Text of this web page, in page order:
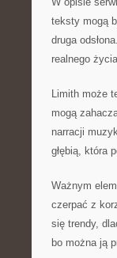
teksty mogą
druga
realnego
Limith może
mogą
narracji
głębią, która
Ważnym
czerpać z
się trendy,
bo można ją